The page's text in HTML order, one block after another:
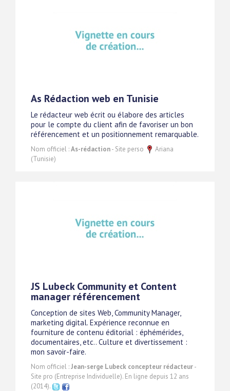
As Rédaction web en Tunisie
Le rédacteur web écrit ou élabore des articles
pour le compte du client afin de favoriser un bon
référencement et un positionnement remarquable.
Nom officiel :As-rédaction- Site perso
Ariana
(Tunisie)
JS Lubeck Community et Content
manager référencement
Conception de sites Web, Community Manager,
marketing digital. Expérience reconnue en
fourniture de contenu éditorial : éphémérides,
documentaires, etc.. Culture et divertissement :
mon savoir-faire.
Nom officiel :Jean-serge Lubeck concepteur rédacteur-
Site pro (Entreprise Individuelle). En ligne depuis 12 ans
(2014).